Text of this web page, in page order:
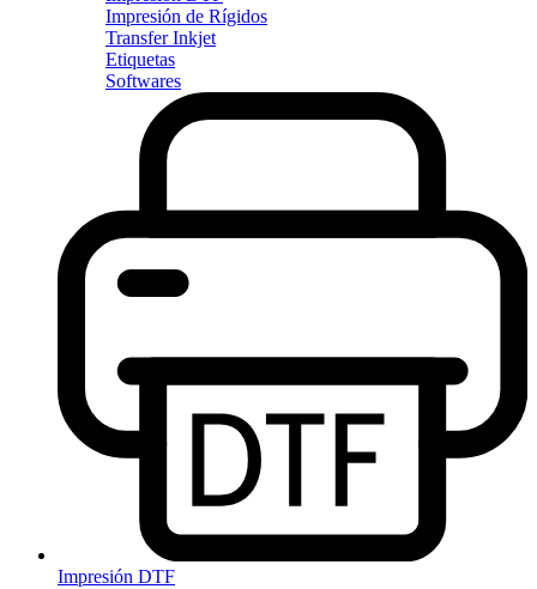
Impresión de Rígidos
Transfer Inkjet
Etiquetas
Softwares
Impresión DTF